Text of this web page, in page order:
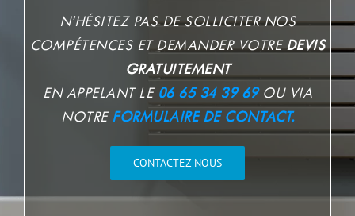
N’HÉSITEZ PAS DE SOLLICITER NOS
COMPÉTENCES ET DEMANDER VOTREDEVIS
GRATUITEMENT
EN APPELANT LE 06 65 34 39 69 OU VIA
NOTRE FORMULAIRE DE CONTACT.
CONTACTEZ NOUS